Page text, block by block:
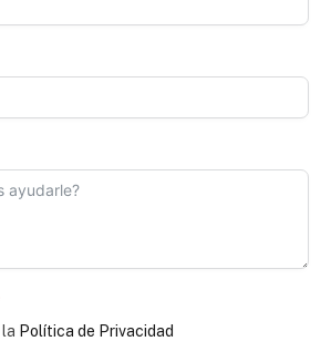
Política de Privacidad